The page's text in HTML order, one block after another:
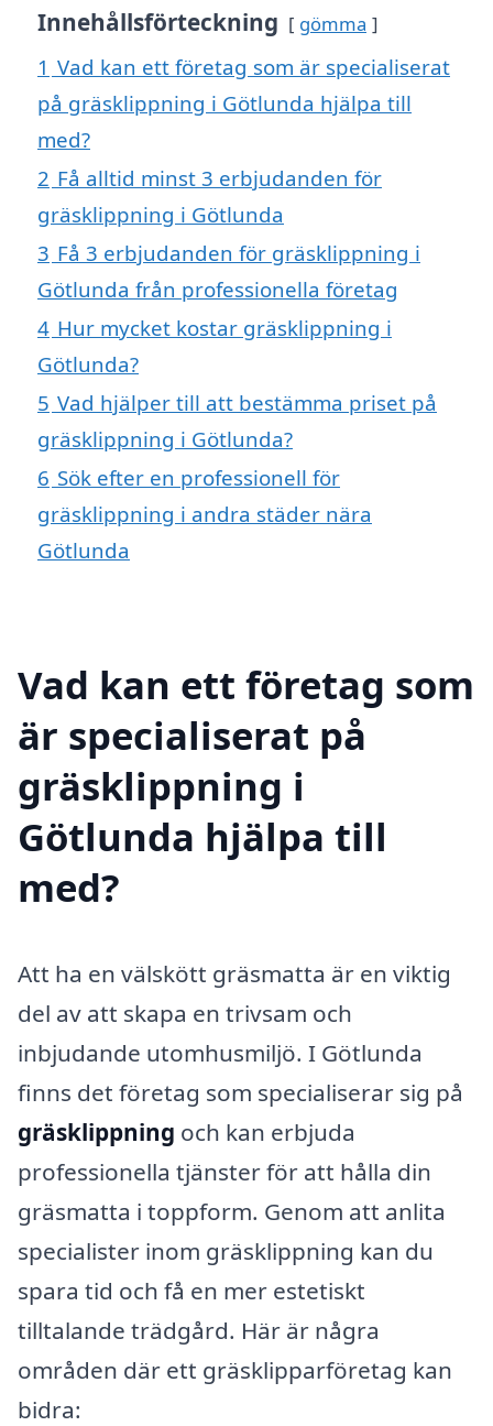
Innehållsförteckning gömma
1 Vad kan ett företag som är specialiserat
på gräsklippning i Götlunda hjälpa till
med?
2 Få alltid minst 3 erbjudanden för
gräsklippning i Götlunda
3 Få 3 erbjudanden för gräsklippning i
Götlunda från professionella företag
4 Hur mycket kostar gräsklippning i
Götlunda?
5 Vad hjälper till att bestämma priset på
gräsklippning i Götlunda?
6 Sök efter en professionell för
gräsklippning i andra städer nära
Götlunda
Vad kan ett företag som
är specialiserat på
gräsklippning i
Götlunda hjälpa till
med?
Att ha en välskött gräsmatta är en viktig
del av att skapa en trivsam och
inbjudande utomhusmiljö. I Götlunda
finns det företag som specialiserar sig på
gräsklippning och kan erbjuda
professionella tjänster för att hålla din
gräsmatta i toppform. Genom att anlita
specialister inom gräsklippning kan du
spara tid och få en mer estetiskt
tilltalande trädgård. Här är några
områden där ett gräsklipparföretag kan
bidra: